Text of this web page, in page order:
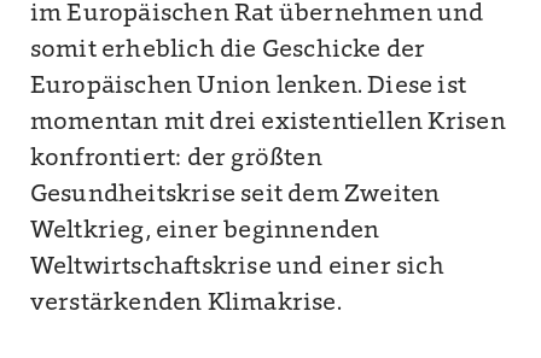
im Europäischen Rat übernehmen und
somit erheblich die Geschicke der
Europäischen Union lenken. Diese ist
momentan mit drei existentiellen Krisen
konfrontiert: der größten
Gesundheitskrise seit dem Zweiten
Weltkrieg, einer beginnenden
Weltwirtschaftskrise und einer sich
verstärkenden Klimakrise.